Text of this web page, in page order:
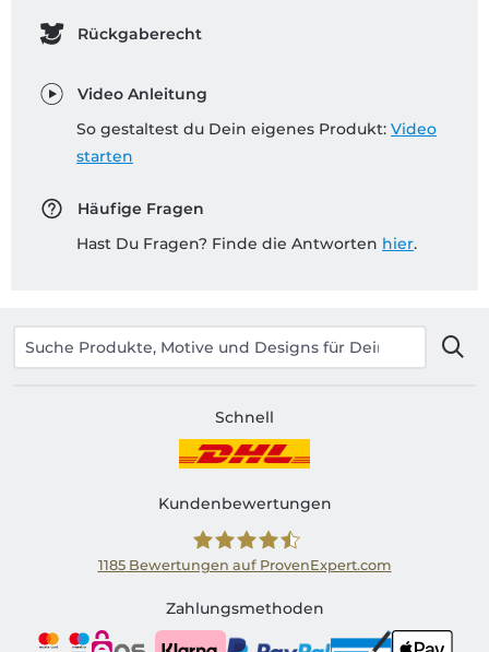
Rückgaberecht
Video Anleitung
So gestaltest du Dein eigenes Produkt: Video
starten
Häufige Fragen
Hast Du Fragen? Finde die Antworten hier.
Schnell
Kundenbewertungen
Shirtinator AT
1185Bewertungen auf ProvenExpert.com
Zahlungsmethoden